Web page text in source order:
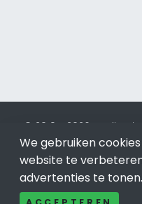
© 2019 - 2026 Realisatie
Internet. Betaal alleen
optimalisatie No Cure No
We gebruiken
website te
advertenties te tonen.